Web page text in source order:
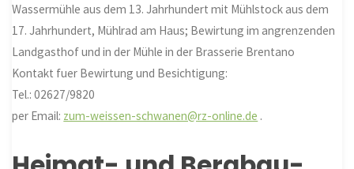
Wassermühle aus dem 13. Jahrhundert mit Mühlstock aus dem
17. Jahrhundert, Mühlrad am Haus; Bewirtung im angrenzenden
Landgasthof und in der Mühle in der Brasserie Brentano
Kontakt fuer Bewirtung und Besichtigung:
Tel.: 02627/9820
per Email: zum-weissen-schwanen@rz-online.de .